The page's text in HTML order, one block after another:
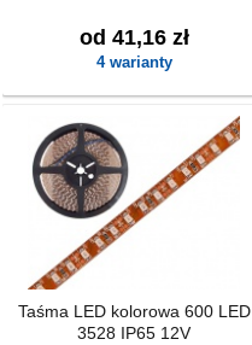
od 41,16 zł
4 warianty
Taśma LED kolorowa 600 LED
3528 IP65 12V